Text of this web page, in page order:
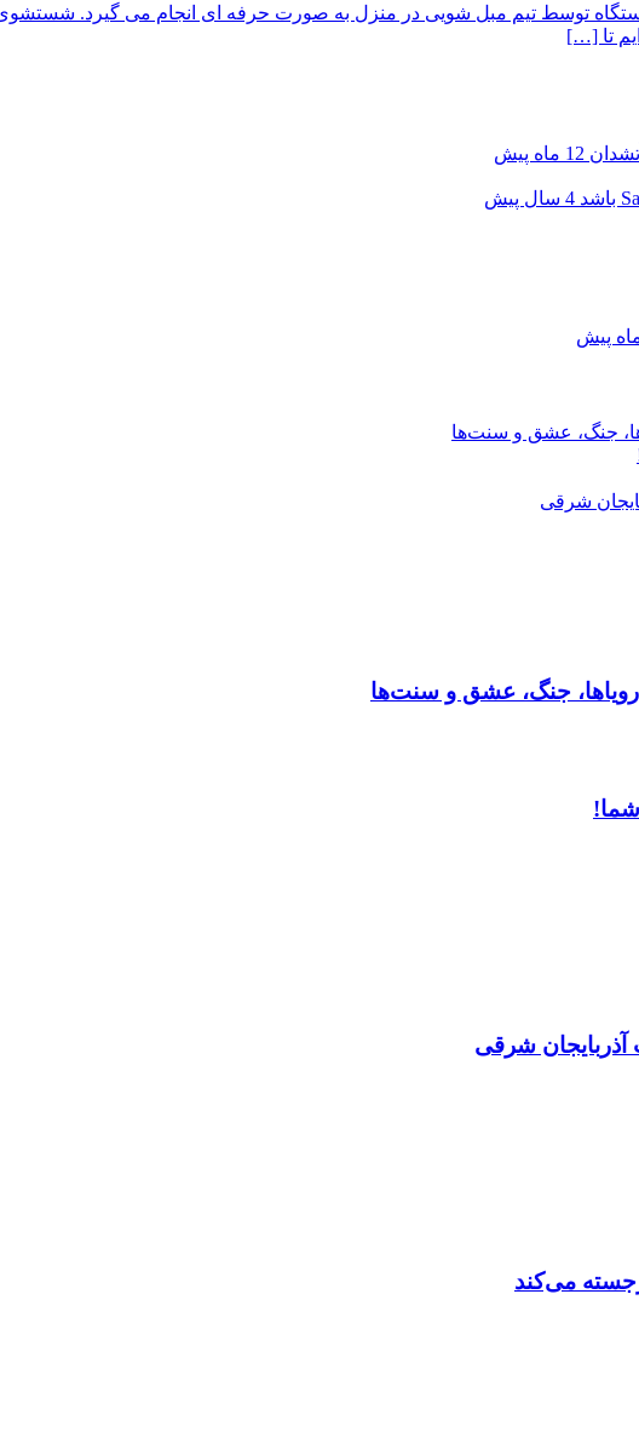
توسط تیم مبل شویی در منزل به صورت حرفه ای انجام می گیرد.
تا […]
12 ماه پیش
4 سال پیش
جنگ، عشق و سنت‌ها
شرقی
رویاها، جنگ، عشق و سنت‌ها
شرقی
می‌کند